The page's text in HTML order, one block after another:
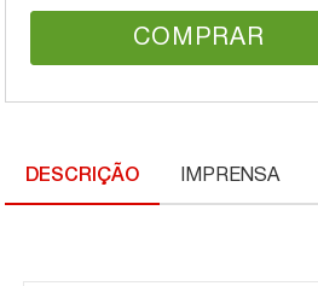
COMPRAR
DESCRIÇÃO IMPRENSA